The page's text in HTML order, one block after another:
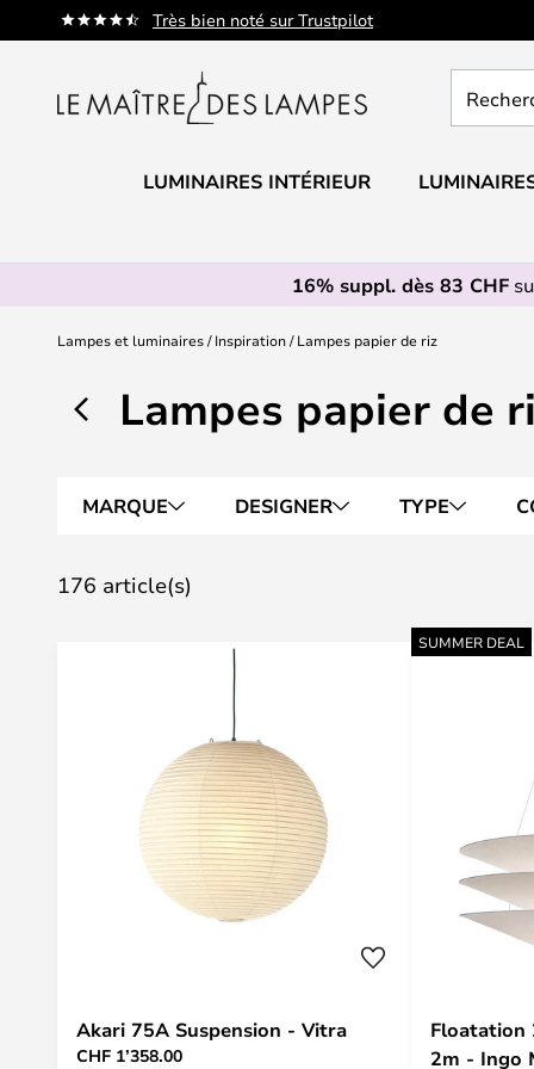
Très bien noté sur Trustpilot
Allez
au
un
LUMINAIRES INTÉRIEUR
16% suppl. dès 83 CHF
Lampes et luminaires Inspiration Lampes papier de riz
Lampes papier de
MARQUE DESIGNER TYPE
176 article(s)
Akari 75A Suspension - Vitra
CHF 1’358.00
SUMMER DEAL
Floatation
2m - Ingo